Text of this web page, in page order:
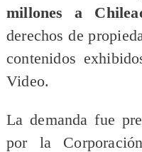
millones a
derechos de
contenidos
Video.
La demanda fue
por la